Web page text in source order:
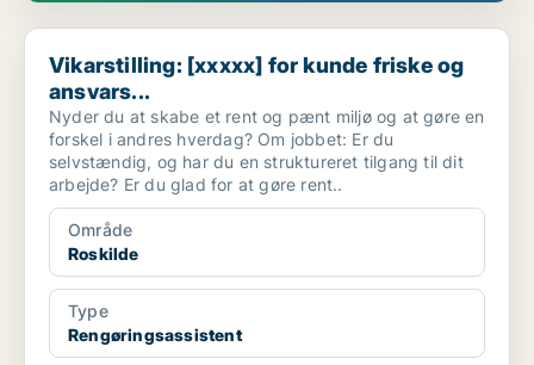
Vikarstilling: [xxxxx] for kunde friske og ansvars...
Vikarstilling: [xxxxx] for kunde friske og
ansvars...
Nyder du at skabe et rent og pænt miljø og at gøre en
forskel i andres hverdag? Om jobbet: Er du
selvstændig, og har du en struktureret tilgang til dit
arbejde? Er du glad for at gøre rent..
Område
Roskilde
Type
Rengøringsassistent